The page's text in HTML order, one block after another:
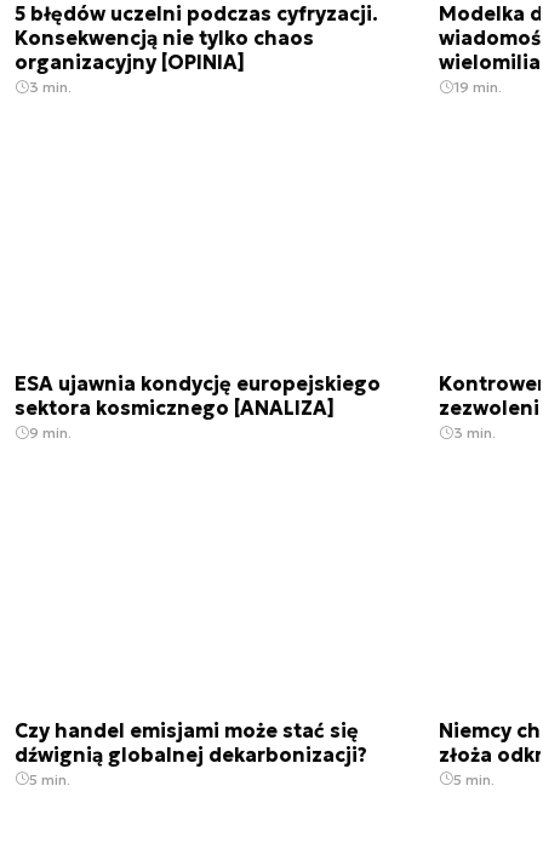
5 błędów uczelni podczas cyfryzacji.
Konsekwencją nie tylko chaos
organizacyjny [OPINIA]
3 min.
Modelka
19 min.
ESA ujawnia kondycję europejskiego
sektora kosmicznego [ANALIZA]
9 min. 3 min.
Czy handel emisjami może stać się
dźwignią globalnej dekarbonizacji?
5 min.
Niemcy
złoża
5 min.